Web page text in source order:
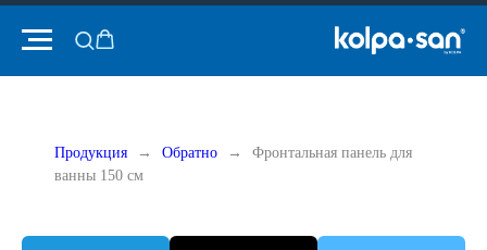
Продукция Обратно
Фронтальная панель для
ванны 150 см